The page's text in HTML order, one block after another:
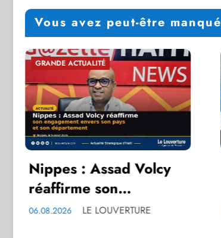
Vous avez peut-être manqué
ÉCONOMIE PUBLIQUE
James Monazard
actionne le premier
incubateur
03.08.2026 Elie Pierre Louis